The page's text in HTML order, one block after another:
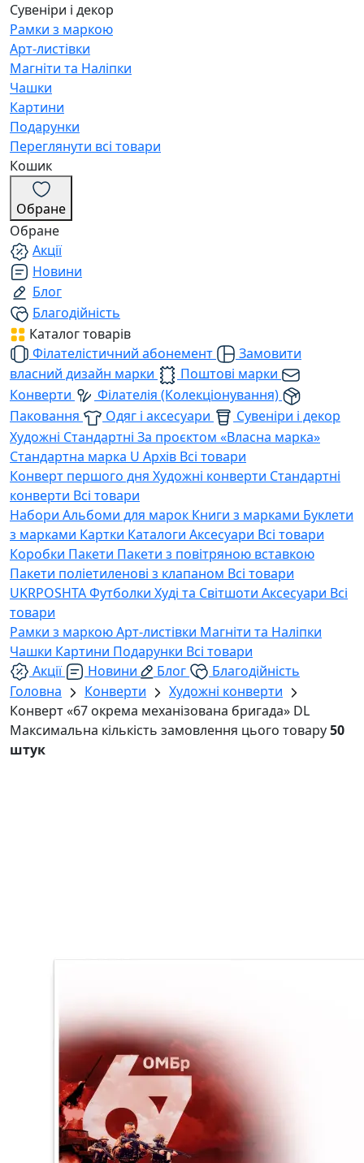
Сувеніри і декор
Рамки з маркою
Арт-листівки
Магніти та Наліпки
Чашки
Картини
Подарунки
Переглянути всі товари
Кошик
Обране
Обране
Акції
Новини
Блог
Благодійність
Каталог товарів
Філателістичний абонемент
Замовити
власний дизайн марки
Поштові марки
Конверти
Філателія (Колекціонування)
Паковання
Одяг і аксесуари
Сувеніри і декор
Художні Стандартні За проєктом «Власна марка»
Стандартна марка U Архів Всі товари
Конверт першого дня Художні конверти Стандартні
конверти Всі товари
Набори Альбоми для марок Книги з марками Буклети
з марками Картки Каталоги Аксесуари Всі товари
Коробки Пакети Пакети з повітряною вставкою
Пакети поліетиленові з клапаном Всі товари
UKRPOSHTAФутболки Худі та Світшоти Аксесуари Всі
товари
Рамки з маркоюАрт-листівки Магніти та Наліпки
Чашки Картини Подарунки Всі товари
Акції
Новини Блог
Благодійність
Головна
Конверти
Художні конверти
Конверт «67 окрема механізована бригада» DL
Максимальна кількість замовлення цього товару50
штук